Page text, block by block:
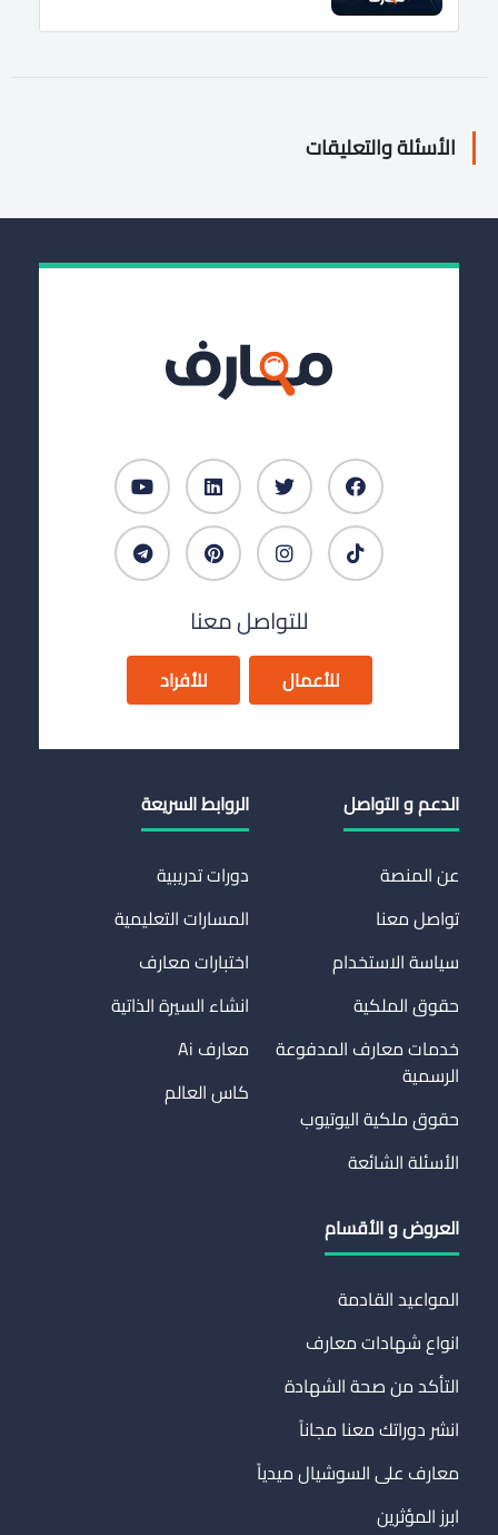
الأسئلة والتعليقات
للتواصل معنا
للأعمال للأفراد
الدعم و التواصل
عن المنصة
تواصل معنا
سياسة الاستخدام
حقوق الملكية
خدمات معارف المدفوعة
الرسمية
حقوق ملكية اليوتيوب
الأسئلة الشائعة
الروابط السريعة
دورات تدريبية
المسارات التعليمية
اختبارات معارف
انشاء السيرة الذاتية
معارف Ai
كاس العالم
العروض و الأقسام
المواعيد القادمة
انواع شهادات معارف
التأكد من صحة الشهادة
انشر دوراتك معنا مجاناً
معارف على السوشيال ميدياً
ابرز المؤثرين